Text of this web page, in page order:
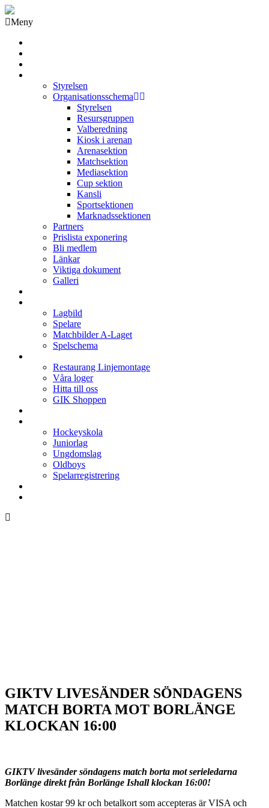
Meny
Styrelsen
Organisationsschema
Styrelsen
Resursgruppen
Valberedning
Kiosk i arenan
Arenasektion
Matchsektion
Mediasektion
Cup sektion
Kansli
Sportsektionen
Marknadssektionen
Partners
Prislista exponering
Bli medlem
Länkar
Viktiga dokument
Galleri
Lagbild
Spelare
Matchbilder A-Laget
Spelschema
Restaurang Linjemontage
Våra loger
Hitta till oss
GIK Shoppen
Hockeyskola
Juniorlag
Ungdomslag
Oldboys
Spelarregistrering
GIKTV LIVESÄNDER SÖNDAGENS
MATCH BORTA MOT BORLÄNGE
KLOCKAN 16:00
GIKTV livesänder söndagens match borta mot serieledarna
Borlänge direkt från Borlänge Ishall klockan 16:00!
Matchen kostar 99 kr och betalkort som accepteras är VISA och